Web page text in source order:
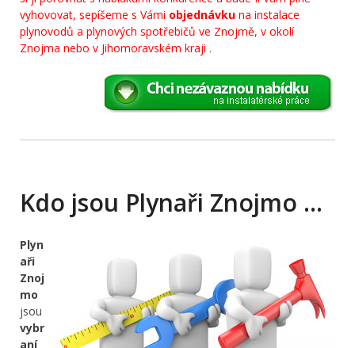
vyhovovat, sepíšeme s Vámi objednávku na instalace
plynovodů a plynových spotřebičů ve Znojmě, v okolí
Znojma nebo v Jihomoravském kraji .
Kdo jsou Plynaři Znojmo …
Plyn
aři
Znoj
mo
jsou
vybr
aní